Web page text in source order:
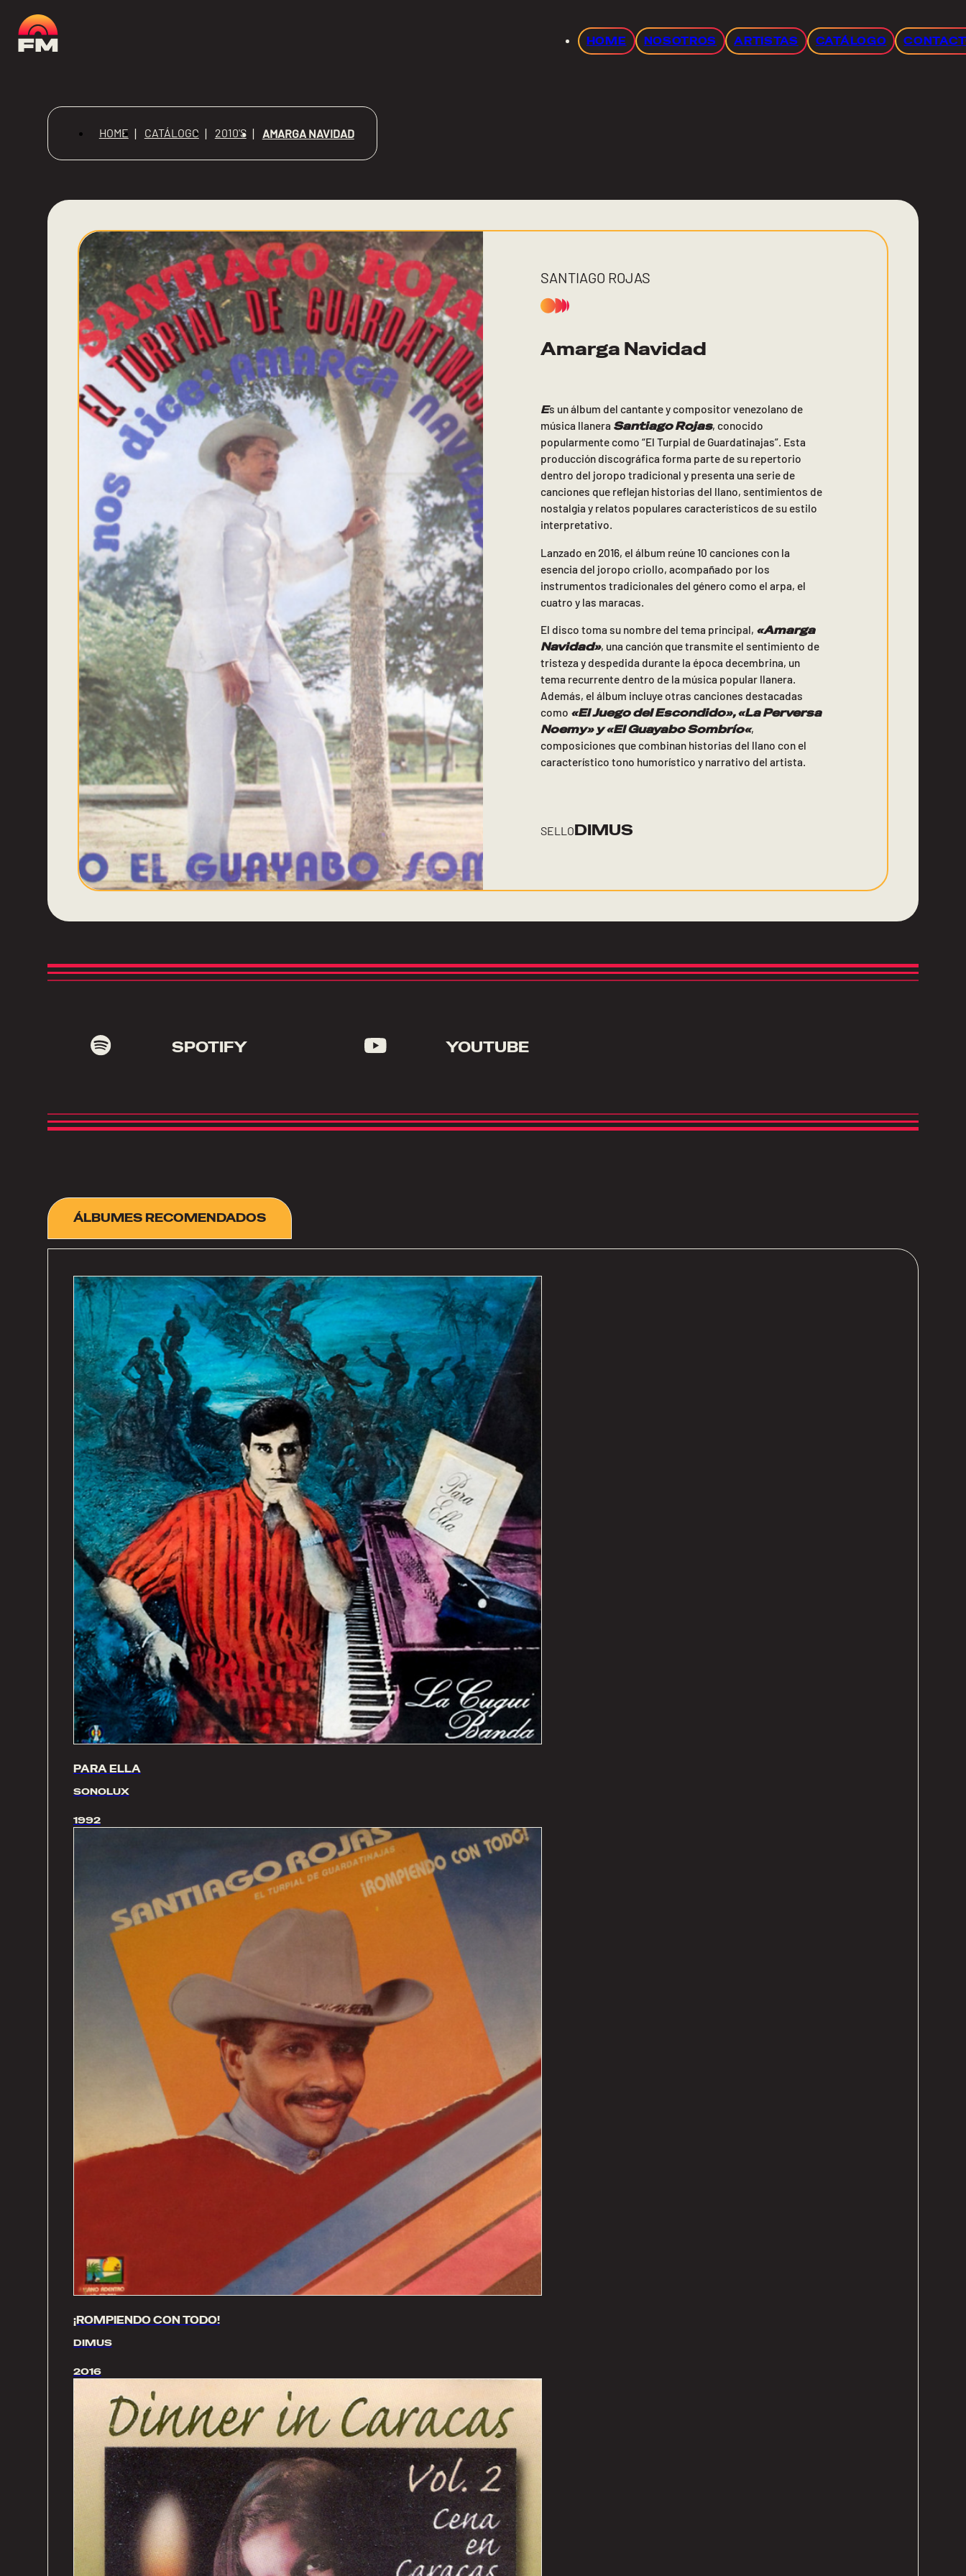
HOME NOSOTROS ARTISTAS CATÁLOGO
HOME CATÁLOGO 2010'S AMARGA NAVIDAD
SANTIAGO ROJAS
Amarga Navidad
Es un álbum del cantante y compositor venezolano de
música llanera Santiago Rojas, conocido
popularmente como “El Turpial de Guardatinajas”. Esta
producción discográfica forma parte de su repertorio
dentro del joropo tradicional y presenta una serie de
canciones que reflejan historias del llano, sentimientos de
nostalgia y relatos populares característicos de su estilo
interpretativo.
Lanzado en 2016, el álbum reúne 10 canciones con la
esencia del joropo criollo, acompañado por los
instrumentos tradicionales del género como el arpa, el
cuatro y las maracas.
El disco toma su nombre del tema principal, «Amarga
Navidad», una canción que transmite el sentimiento de
tristeza y despedida durante la época decembrina, un
tema recurrente dentro de la música popular llanera.
Además, el álbum incluye otras canciones destacadas
como «El Juego del Escondido», «La Perversa
Noemy» y«El Guayabo Sombrío«,
composiciones que combinan historias del llano con el
característico tono humorístico y narrativo del artista.
SELLODIMUS
SPOTIFY YOUTUBE
ÁLBUMES RECOMENDADOS
PARA ELLA
SONOLUX
1992
¡ROMPIENDO CON TODO!
DIMUS
2016